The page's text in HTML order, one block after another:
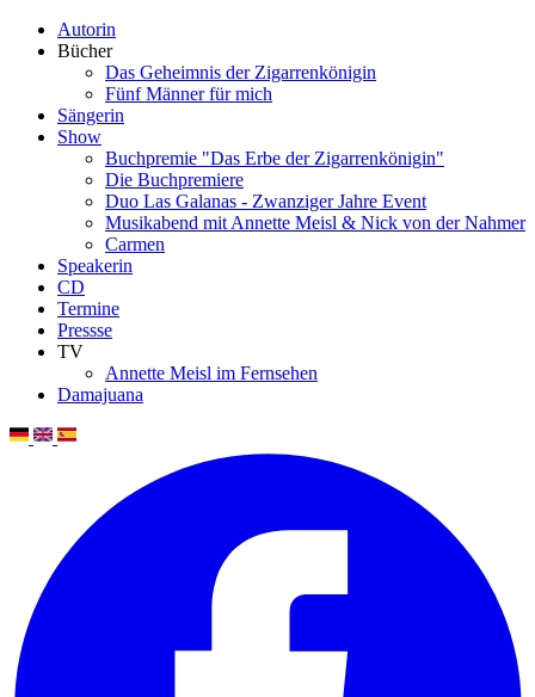
Autorin
Bücher
Das Geheimnis der Zigarrenkönigin
Fünf Männer für mich
Sängerin
Show
Buchpremie "Das Erbe der Zigarrenkönigin"
Die Buchpremiere
Duo Las Galanas - Zwanziger Jahre Event
Musikabend mit Annette Meisl & Nick von der Nahmer
Carmen
Speakerin
CD
Termine
Pressse
TV
Annette Meisl im Fernsehen
Damajuana